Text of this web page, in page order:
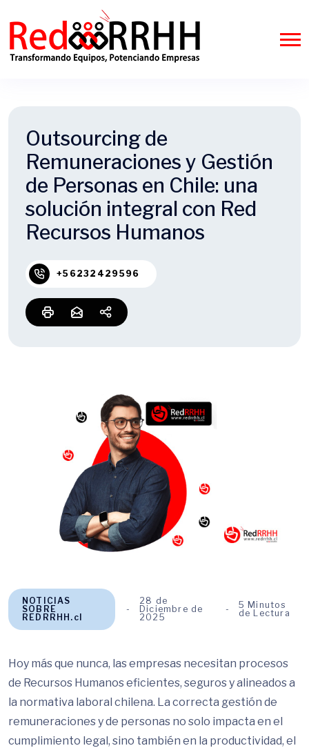
Outsourcing de
Remuneraciones y Gestión
de Personas en Chile: una
solución integral con Red
Recursos Humanos
+56232429596
NOTICIAS
SOBRE
REDRRHH.cl
28 de
Diciembre de
2025
5 Minutos
de Lectura
Hoy más que nunca, las empresas necesitan procesos
de Recursos Humanos eficientes, seguros y alineados a
la normativa laboral chilena. La correcta gestión de
remuneraciones y de personas no solo impacta en el
cumplimiento legal, sino también en la productividad, el